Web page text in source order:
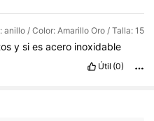
anillo / Color: Amarillo Oro / Talla: 15
y si es acero inoxidable
Útil (0)